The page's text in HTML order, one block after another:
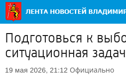
Подготовься к
ситуационная
19 мая 2026, 21:12 Официально